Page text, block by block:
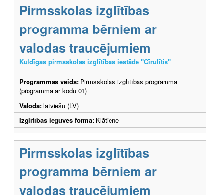
Pirmsskolas izglītības
programma bērniem ar
valodas traucējumiem
Kuldīgas pirmsskolas izglītības iestāde "Cīrulītis"
Programmas veids: Pirmsskolas izglītības programma
(programma ar kodu 01)
Valoda:latviešu (LV)
Izglītības ieguves forma: Klātiene
Pirmsskolas izglītības
programma bērniem ar
valodas traucējumiem